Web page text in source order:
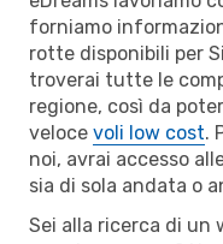
forniamo
rotte disponibili per
troverai tutte le
regione, così da
veloce voli low cost.
noi, avrai accesso
sia di sola andata o
Sei alla ricerca di un